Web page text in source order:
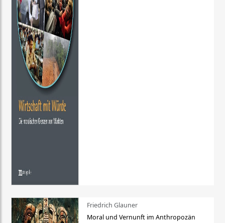
Friedrich Glauner
Moral und Vernunft im Anthropozän